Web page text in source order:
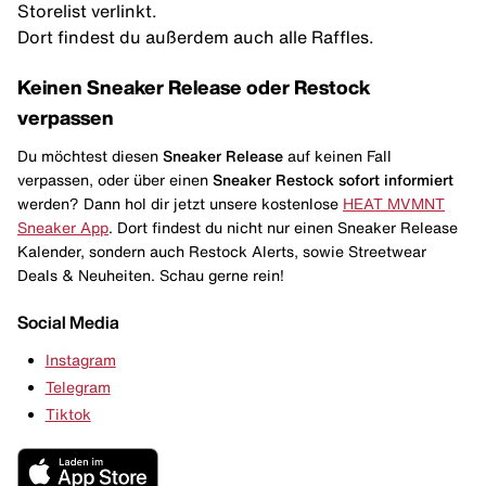
Storelist verlinkt.
Dort findest du außerdem auch alle Raffles.
Keinen Sneaker Release oder Restock
verpassen
Du möchtest diesen Sneaker Release auf keinen Fall
verpassen, oder über einen Sneaker Restock sofort informiert
werden? Dann hol dir jetzt unsere kostenlose HEAT MVMNT
Sneaker App . Dort findest du nicht nur einen Sneaker Release
Kalender, sondern auch Restock Alerts, sowie Streetwear
Deals & Neuheiten. Schau gerne rein!
Social Media
Instagram
Telegram
Tiktok